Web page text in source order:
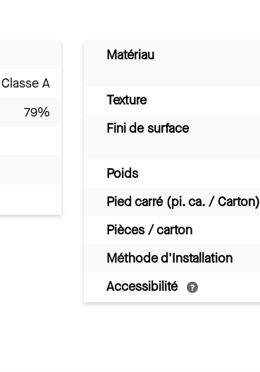
Classe A
79%
Matériau
Texture
Fini de surface
Poids
Pied carré (pi. ca. / Carton)
Pièces / carton
Méthode d'Installation
Accessibilité